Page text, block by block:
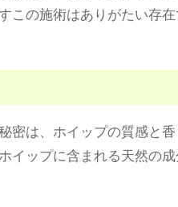
この施術はありがたい存
密は、ホイップの質感と
イップに含まれる天然の